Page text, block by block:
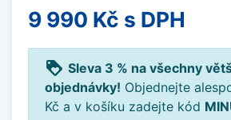
9 990 Kč s DPH
loyalty Sleva 3 % na všechny
objednávky! Objednejte
Kč a v košíku zadejte kód